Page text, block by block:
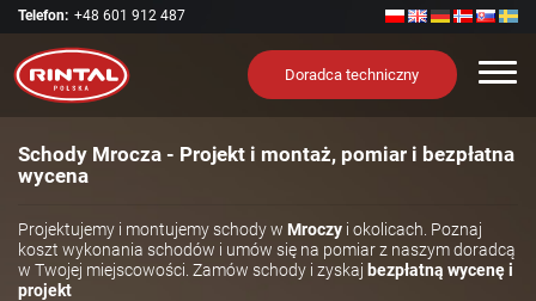
Telefon: +48 601 912 487
Doradca techniczny
Schody Mrocza - Projekt i montaż, pomiar i bezpłatna
wycena
Projektujemy i montujemy schody w Mroczy i okolicach. Poznaj
koszt wykonania schodów i umów się na pomiar z naszym doradcą
w Twojej miejscowości. Zamów schody i zyskaj bezpłatną wycenę i
projekt